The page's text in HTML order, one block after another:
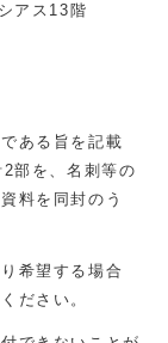
アス13階
ある旨を記載
部を、名刺等の
料を同封のう
希望する場合
ださい。